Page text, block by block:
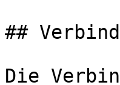
##
Die